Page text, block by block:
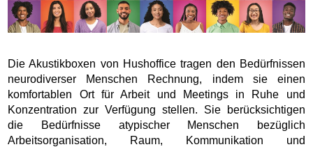
Die Akustikboxen von Hushoffice tragen den Bedürfnissen
neurodiverser Menschen Rechnung, indem sie einen
komfortablen Ort für Arbeit und Meetings in Ruhe und
Konzentration zur Verfügung stellen. Sie berücksichtigen
die Bedürfnisse atypischer Menschen bezüglich
Arbeitsorganisation, Raum, Kommunikation und